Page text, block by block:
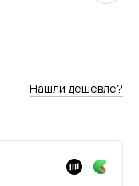
Нашли дешевле?